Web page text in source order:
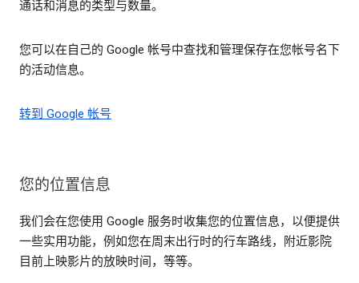
通话和消息的类型与数量。
您可以在自己的 Google 帐号中查找和管理保存在您帐号名下
的活动信息。
转到 Google 帐号
您的位置信息
我们会在您使用 Google 服务时收集您的位置信息，以便提供
一些实用功能，例如您在周末出行时的行车路线，附近影院
目前上映影片的放映时间，等等。